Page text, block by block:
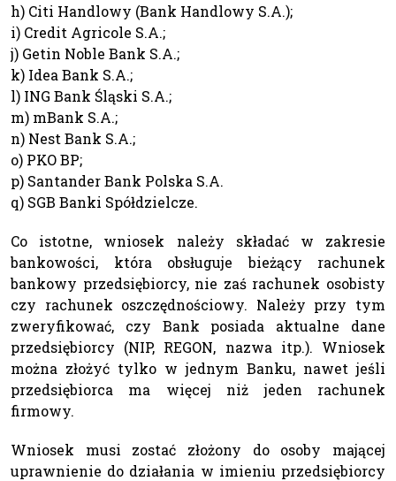
h) Citi Handlowy (Bank Handlowy S.A.);
i) Credit Agricole S.A.;
j) Getin Noble Bank S.A.;
k) Idea Bank S.A.;
l) ING Bank Śląski S.A.;
m) mBank S.A.;
n) Nest Bank S.A.;
o) PKO BP;
p) Santander Bank Polska S.A.
q) SGB Banki Spółdzielcze.
Co istotne, wniosek należy składać w zakresie
bankowości, która obsługuje bieżący rachunek
bankowy przedsiębiorcy, nie zaś rachunek osobisty
czy rachunek oszczędnościowy. Należy przy tym
zweryfikować, czy Bank posiada aktualne dane
przedsiębiorcy (NIP, REGON, nazwa itp.). Wniosek
można złożyć tylko w jednym Banku, nawet jeśli
przedsiębiorca ma więcej niż jeden rachunek
firmowy.
Wniosek musi zostać złożony do osoby mającej
uprawnienie do działania w imieniu przedsiębiorcy